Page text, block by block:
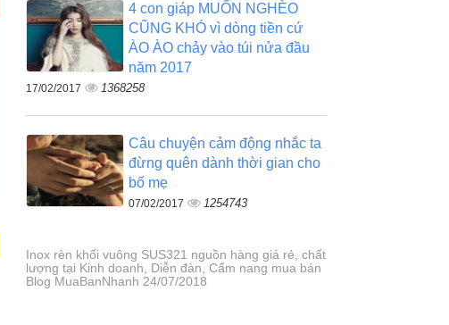
4 con giáp MUỐN NGHÈO
CŨNG KHÓ vì dòng tiền cứ
ÀO ÀO chảy vào túi nửa đầu
năm 2017
17/02/2017 1368258
Câu chuyện cảm động nhắc ta
đừng quên dành thời gian cho
bố mẹ
07/02/2017 1254743
Inox rèn khối vuông SUS321 nguồn hàng giá rẻ, chất
lượng tại Kinh doanh, Diễn đàn, Cẩm nang mua bán
Blog MuaBanNhanh 24/07/2018